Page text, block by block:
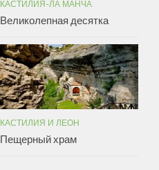
КАСТИЛИЯ-ЛА МАНЧА
Великолепная десятка
КАСТИЛИЯ И ЛЕОН
Пещерный храм